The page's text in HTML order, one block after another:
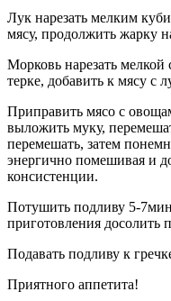
Лук нарезать мелким
мясу, продолжить жарку
Морковь нарезать
терке, добавить к мясу с
Приправить мясо с
выложить муку,
перемешать, затем
энергично помешивая и
консистенции.
Потушить подливу 5-
приготовления досолить
Подавать подливу к
Приятного аппетита!